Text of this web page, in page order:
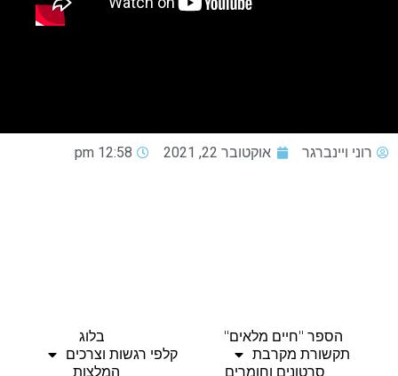
רוני ויינברגר אוקטובר 22, 2021 12:58 pm
הספר "חיים מלאים"
בלוג
תקשורת מקרבת
קלפי רגשות וצרכים
סרטונים וחומרים
המלצות